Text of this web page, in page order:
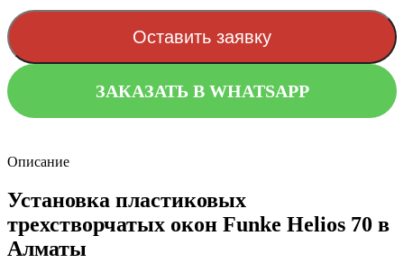
Оставить заявку
ЗАКАЗАТЬ В WHATSAPP
Описание
Установка пластиковых
трехстворчатых окон Funke Helios 70 в
Алматы